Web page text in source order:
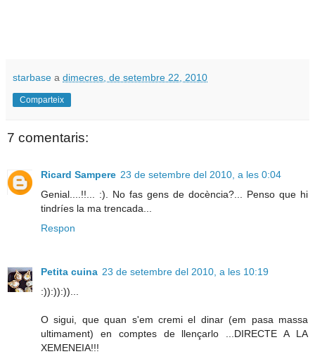
starbase a dimecres, de setembre 22, 2010
Comparteix
7 comentaris:
Ricard Sampere 23 de setembre del 2010, a les 0:04
Genial....!!... :). No fas gens de docència?... Penso que hi
tindríes la ma trencada...
Respon
Petita cuina 23 de setembre del 2010, a les 10:19
:)):)):))...
O sigui, que quan s'em cremi el dinar (em pasa massa
ultimament) en comptes de llençarlo ...DIRECTE A LA
XEMENEIA!!!